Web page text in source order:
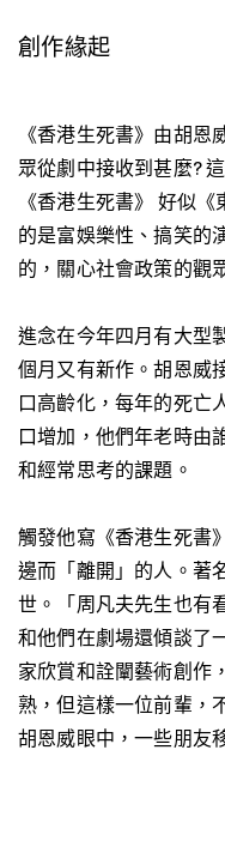
創作緣起
《香港生死書》由胡
眾從劇中接收到甚麼?
《香港生死書》 好似
的是富娛樂性、搞笑的
的，關心社會政策的觀
進念在今年四月有大型
個月又有新作。胡恩威
口高齡化，每年的死亡
口增加，他們年老時
和經常思考的課題。
觸發他寫《香港生死書
邊而「離開」的人。著
世。「周凡夫先生也有
和他們在劇場還傾談了
家欣賞和詮闡藝術創作
熟，但這樣一位前輩，
胡恩威眼中，一些朋友